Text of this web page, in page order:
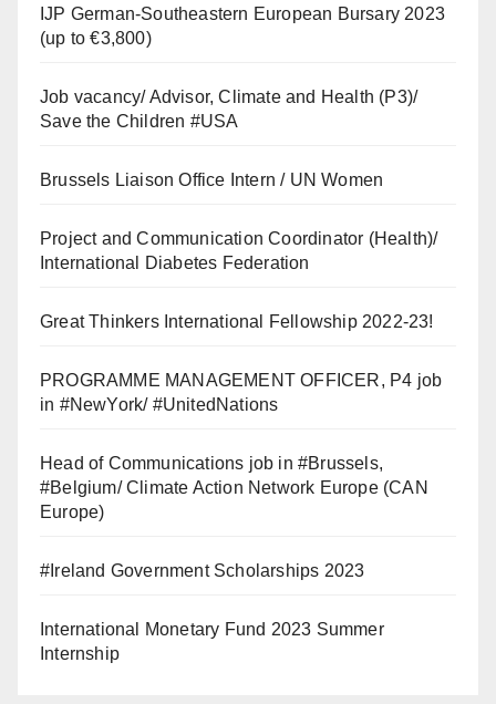
IJP German-Southeastern European Bursary 2023
(up to €3,800)
Job vacancy/ Advisor, Climate and Health (P3)/
Save the Children #USA
Brussels Liaison Office Intern / UN Women
Project and Communication Coordinator (Health)/
International Diabetes Federation
Great Thinkers International Fellowship 2022-23!
PROGRAMME MANAGEMENT OFFICER, P4 job
in #NewYork/ #UnitedNations
Head of Communications job in #Brussels,
#Belgium/ Climate Action Network Europe (CAN
Europe)
#Ireland Government Scholarships 2023
International Monetary Fund 2023 Summer
Internship